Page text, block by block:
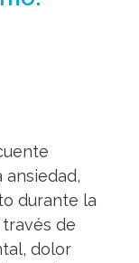
durante la
de
dolor